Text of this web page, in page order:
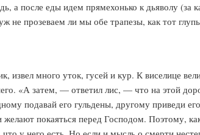
а после еды идем прямехонько к дьяволу (за
прозеваем ли мы обе трапезы, как тот
много уток, гусей и кур. К виселице
«А затем, — ответил лис, — что на этой
подавай его гульдены, другому приведи
покаяться перед Господом. Поэтому,